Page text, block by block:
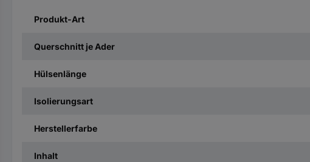
Produkt-Art
Querschnitt je Ader
Hülsenlänge
Isolierungsart
Herstellerfarbe
Inhalt